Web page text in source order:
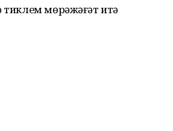
тиклем мөрәжәғәт итә